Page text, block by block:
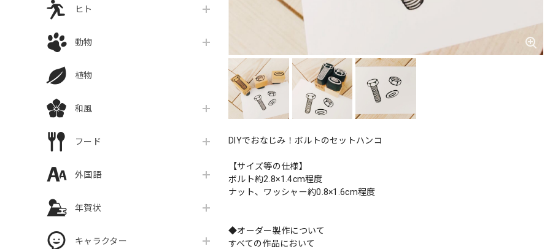
ヒト
動物
植物
和風
フード
外国語
年賀状
キャラクター
DIYでおなじみ！ボルトのセットハンコ
【サイズ等の仕様】
ボルト約2.8×1.4cm程度
ナット、ワッシャー約0.8×1.6cm程度
◆オーダー製作について
すべての作品において